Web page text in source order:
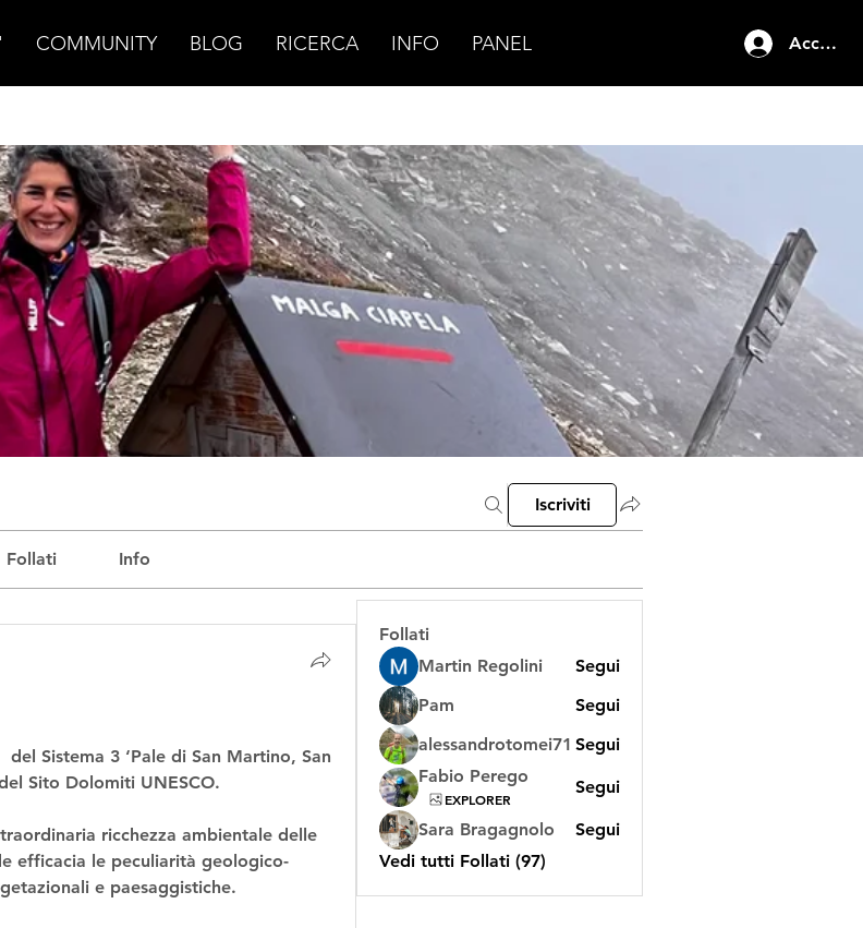
COMMUNITY BLOG RICERCA INFO PANEL Accedi
Iscriviti
Follati Info
del Sistema 3 ‘Pale di San Martino, San
Sito Dolomiti UNESCO.
ricchezza ambientale delle
efficacia le peculiarità geologico-
e paesaggistiche.
Follati
Martin Regolini
Segui
Pam
Segui
alessandrotomei71 Segui
Fabio Perego
EXPLORER
Segui
Sara Bragagnolo
Segui
Vedi tutti Follati (97)